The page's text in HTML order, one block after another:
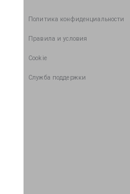
Политика конфиденциальности
Правила и условия
Cookie
Служба поддержки